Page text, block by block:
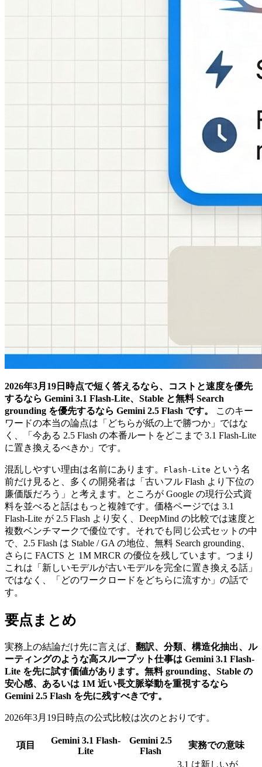
2026年3月19日時点で短く答えるなら、コストと速度を優先
するなら Gemini 3.1 Flash-Lite、Stable と無料 Search
grounding を優先するなら Gemini 2.5 Flash です。
このキー
ワードの本当の論点は「どちらが紙の上で勝つか」ではな
く、「今ある 2.5 Flash の本番ルートをどこまで 3.1 Flash-Lite
に置き換えるべきか」です。
混乱しやすい理由は名前にあります。 Flash-Lite という名
前だけ見ると、多くの開発者は「古いフル Flash より下位の
廉価版だろう」と考えます。ところが Google の現行公式資
料を並べると話はもっと複雑です。価格ページでは 3.1
Flash-Lite が 2.5 Flash より安く、DeepMind の比較では速度と
複数ベンチマークで優位です。それでも同じ公式セットの中
で、2.5 Flash は Stable / GA の地位、無料 Search grounding、
さらに FACTS と 1M MRCR の優位を残しています。つまり
これは「新しいモデルが古いモデルを完全に置き換える話」
ではなく、「どのワークロードをどちらに流すか」の話で
す。
要点まとめ
実務上の結論だけ先に言えば、 翻訳、分類、構造化抽出、ル
ーティングのような高スループット仕事は Gemini 3.1 Flash-
Lite を先に試す価値があります。無料 grounding、Stable の
安心感、あるいは 1M 近い長文脈挙動を重視するなら
Gemini 2.5 Flash を先に残すべきです。
2026年3月19日時点の公式比較は次のとおりです。
項目
Gemini 3.1 Flash-
Lite
Gemini 2.5
Flash
実務での意味
3.1 は新しいが、